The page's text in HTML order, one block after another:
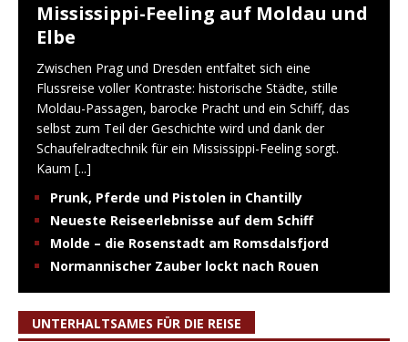
Mississippi-Feeling auf Moldau und
Elbe
Zwischen Prag und Dresden entfaltet sich eine
Flussreise voller Kontraste: historische Städte, stille
Moldau-Passagen, barocke Pracht und ein Schiff, das
selbst zum Teil der Geschichte wird und dank der
Schaufelradtechnik für ein Mississippi-Feeling sorgt.
Kaum [...]
Prunk, Pferde und Pistolen in Chantilly
Neueste Reiseerlebnisse auf dem Schiff
Molde – die Rosenstadt am Romsdalsfjord
Normannischer Zauber lockt nach Rouen
UNTERHALTSAMES FÜR DIE REISE